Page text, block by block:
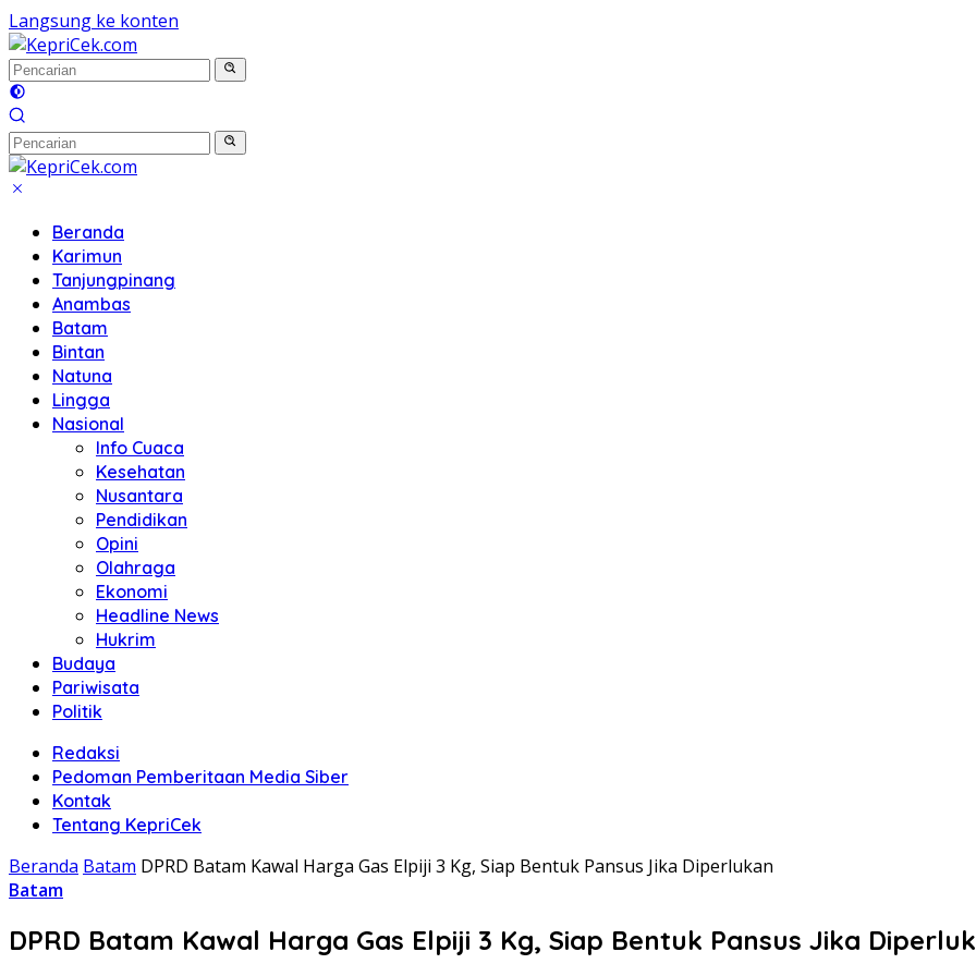
Langsung ke konten
Beranda
Karimun
Tanjungpinang
Anambas
Batam
Bintan
Natuna
Lingga
Nasional
Info Cuaca
Kesehatan
Nusantara
Pendidikan
Opini
Olahraga
Ekonomi
Headline News
Hukrim
Budaya
Pariwisata
Politik
Redaksi
Pedoman Pemberitaan Media Siber
Kontak
Tentang KepriCek
Beranda Batam DPRD Batam Kawal Harga Gas Elpiji 3 Kg, Siap Bentuk Pansus Jika Diperlukan
Batam
DPRD Batam Kawal Harga Gas Elpiji 3 Kg, Siap Bentuk Pansus Jika